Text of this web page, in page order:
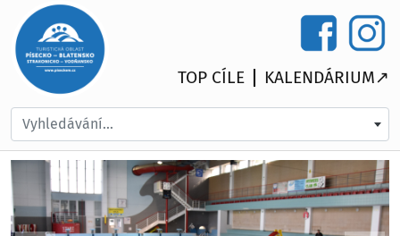
Vyhledávání...
TOP CÍLE KALENDÁRIUM↗